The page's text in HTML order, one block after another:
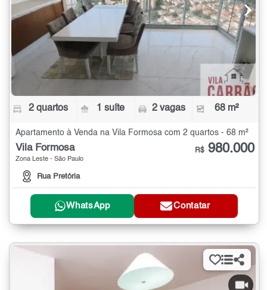
2 quartos 1 suíte 2 vagas 68 m²
Apartamento à Venda na Vila Formosa com 2 quartos - 68 m²
Vila Formosa
Zona Leste - São Paulo
Rua Pretória
R$ 980.000
WhatsApp Contatar